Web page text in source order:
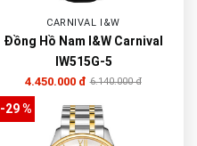
CARNIVAL I&W
Đồng Hồ Nam I&W Carnival
IW515G-5
4.450.000 đ 6.140.000 đ
-29 %